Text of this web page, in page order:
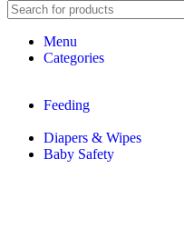
Menu
Categories
Feeding
Diapers & Wipes
Baby Safety